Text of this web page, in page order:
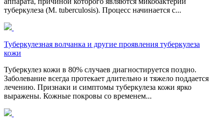
туберкулеза (М. tuberculosis). Процесс начинается с...
Туберкулезная волчанка и другие проявления туберкулеза
кожи
Туберкулез кожи в 80% случаев диагностируется поздно.
Заболевание всегда протекает длительно и тяжело поддается
лечению. Признаки и симптомы туберкулеза кожи ярко
выражены. Кожные покровы со временем...